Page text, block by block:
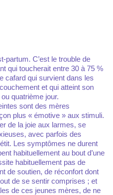
partum. C’est le trouble de
qui toucherait entre 30 à 75 %
cafard qui survient dans les
et qui atteint son
quatrième jour.
sont des mères
plus « émotive » aux stimuli.
de la joie aux larmes, se
avec parfois des
Les symptômes ne durent
habituellement au bout d’une
habituellement pas de
de soutien, de réconfort dont
de se sentir comprises ; et
de ces jeunes mères, de ne